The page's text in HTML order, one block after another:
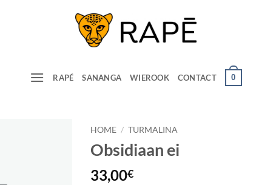
RAPÉ SANANGA WIEROOK CONTACT 0
HOME / TURMALINA
Obsidiaan ei
33,00€